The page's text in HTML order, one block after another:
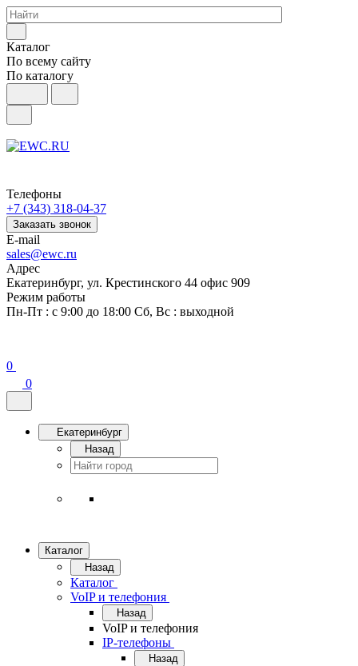
Каталог
По всему сайту
По каталогу
Телефоны
+7 (343) 318-04-37
Заказать звонок
E-mail
sales@ewc.ru
Адрес
Екатеринбург, ул. Крестинского 44 офис 909
Режим работы
Пн-Пт : с 9:00 до 18:00 Сб, Вс : выходной
0
0
Екатеринбург
Назад
Каталог
Назад
Каталог
VoIP и телефония
Назад
VoIP и телефония
IP-телефоны
Назад